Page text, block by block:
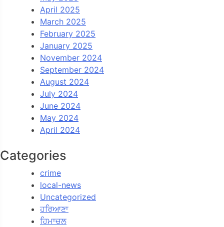
April 2025
March 2025
February 2025
January 2025
November 2024
September 2024
August 2024
July 2024
June 2024
May 2024
April 2024
Categories
crime
local-news
Uncategorized
ਹਰਿਆਣਾ
ਹਿਮਾਚਲ